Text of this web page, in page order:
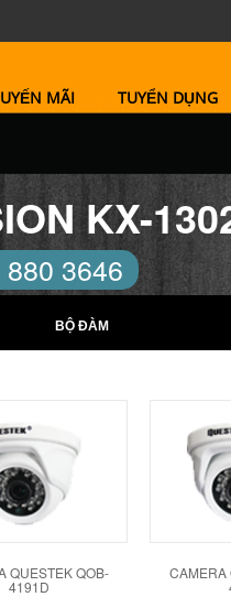
MÃI TUYỂN DỤNG
KX-
3646
-
BỘ ĐÀM
QUESTEK QOB-
4191D
CAMERA